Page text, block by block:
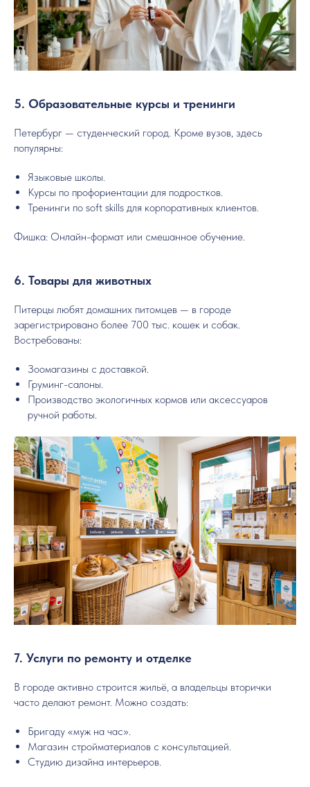
5. Образовательные курсы и тренинги
Петербург — студенческий город. Кроме вузов, здесь
популярны:
Языковые школы.
Курсы по профориентации для подростков.
Тренинги по soft skills для корпоративных клиентов.
Фишка: Онлайн-формат или смешанное обучение.
6. Товары для животных
Питерцы любят домашних питомцев — в городе
зарегистрировано более 700 тыс. кошек и собак.
Востребованы:
Зоомагазины с доставкой.
Груминг-салоны.
Производство экологичных кормов или аксессуаров
ручной работы.
7. Услуги по ремонту и отделке
В городе активно строится жильё, а владельцы вторички
часто делают ремонт. Можно создать:
Бригаду «муж на час».
Магазин стройматериалов с консультацией.
Студию дизайна интерьеров.